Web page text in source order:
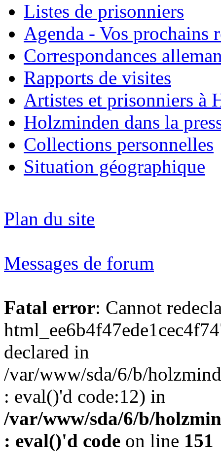
Listes de prisonniers
Agenda - Vos prochains
Correspondances
Rapports de visites
Artistes et prisonniers à
Holzminden dans la
Collections personnelles
Situation géographique
Plan du site
Messages de forum
Fatal error: Cannot
declared in
/var/www/sda/6/b/
: eval()'d code:12) in
/var/www/sda/6/b/
: eval()'d code on line 151